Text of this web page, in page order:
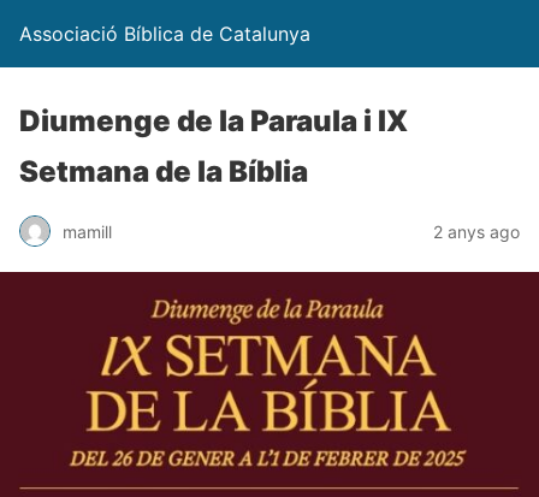
Associació Bíblica de Catalunya
Diumenge de la Paraula i IX
Setmana de la Bíblia
mamill 2 anys ago